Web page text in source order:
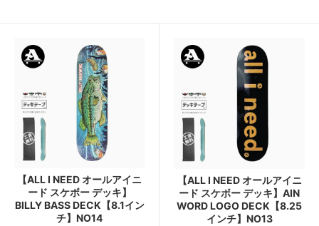
【ALL I NEED オールアイニ
ード スケボー デッキ】
BILLY BASS DECK【8.1イン
チ】NO14
【ALL I NEED オールアイニ
ード スケボー デッキ】AIN
WORD LOGO DECK【8.25
インチ】NO13